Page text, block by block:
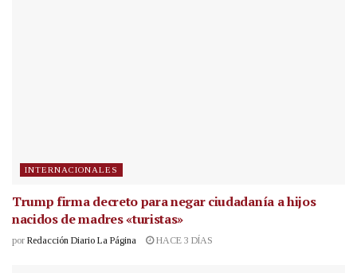
INTERNACIONALES
Trump firma decreto para negar ciudadanía a hijos
nacidos de madres «turistas»
por Redacción Diario La Página HACE 3 DÍAS